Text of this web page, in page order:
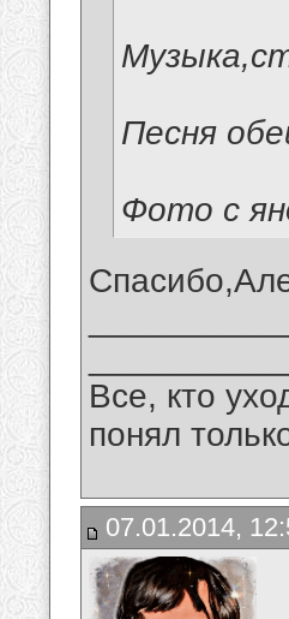
Песня
Фото с
Все, кто
понял
07.01.2014,